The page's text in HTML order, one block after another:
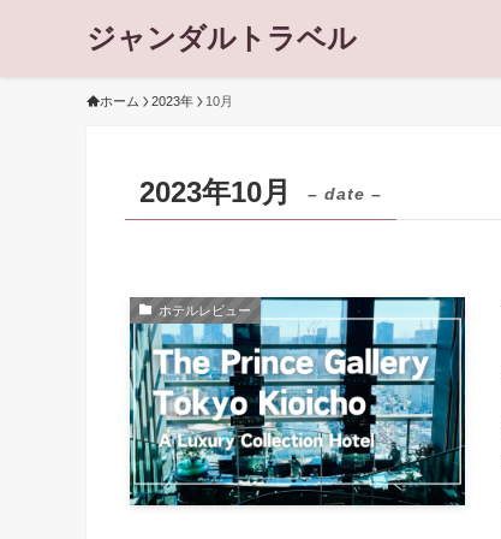
ジャンダルトラベル
ホーム 2023年 10月
2023年10月 – date –
ホテルレビュー